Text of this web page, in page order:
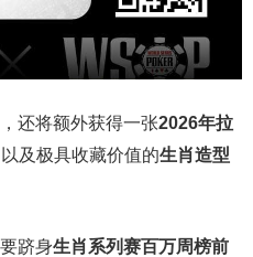
还将额外获得一张2026年拉
以及极具收藏价值的生肖造型
跻身生肖系列赛百万周榜前